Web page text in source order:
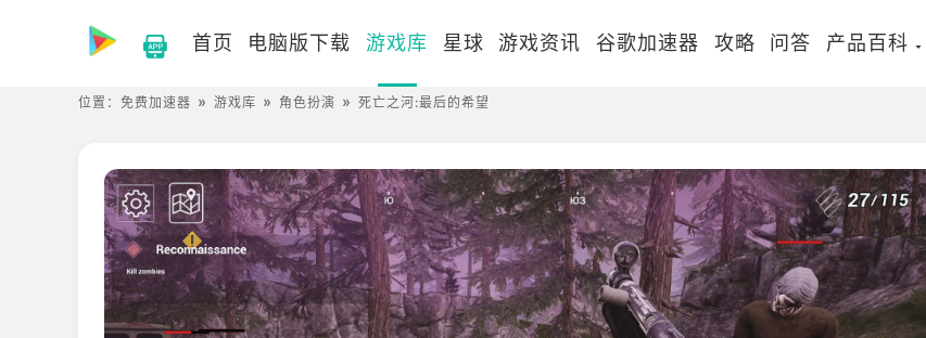
首页 电脑版下载 游戏库 星球 游戏资讯 谷歌加速器 攻略 问答 产品百科
位置： 免费加速器 游戏库 角色扮演 死亡之河:最后的希望